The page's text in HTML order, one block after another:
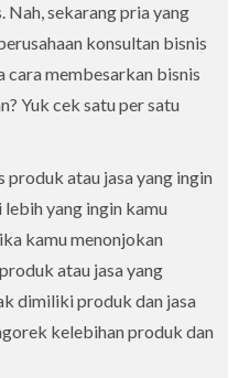
Nah, sekarang pria yang
konsultan bisnis
cara membesarkan bisnis
Yuk cek satu per satu
produk atau jasa yang ingin
lebih yang ingin kamu
kamu menonjokan
atau jasa yang
dimiliki produk dan jasa
kelebihan produk dan